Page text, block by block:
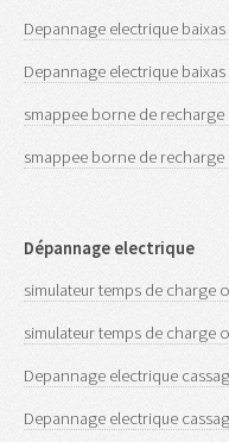
Depannage electrique baixas
Depannage electrique baixas
smappee borne de
smappee borne de
Dépannage electrique
simulateur temps de charge
simulateur temps de charge
Depannage electrique
Depannage electrique